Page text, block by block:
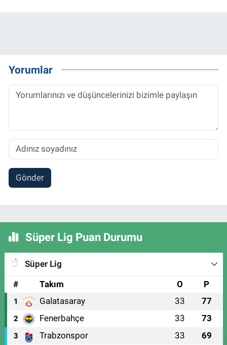
Yorumlar
Gönder
Süper Lig Puan Durumu
Süper Lig
#
Takım O P
1 Galatasaray 33 77
2 Fenerbahçe 33 73
3 Trabzonspor 33 69